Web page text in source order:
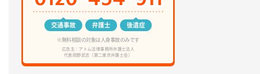
交通事故 弁護士 後遺症
※無料相談の対象は人身事故のみです
広告主：アトム法律事務所弁護士法人
代表岡野武志（第二東京弁護士会）